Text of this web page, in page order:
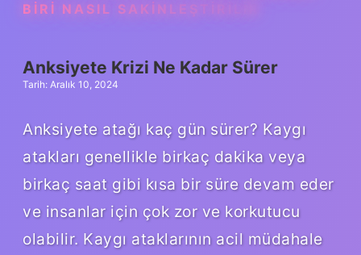
BIRI NASIL SAKINLEŞTIRILIR
Anksiyete Krizi Ne Kadar Sürer
Tarih: Aralık 10, 2024
Anksiyete atağı kaç gün sürer? Kaygı
atakları genellikle birkaç dakika veya
birkaç saat gibi kısa bir süre devam eder
ve insanlar için çok zor ve korkutucu
olabilir. Kaygı ataklarının acil müdahale